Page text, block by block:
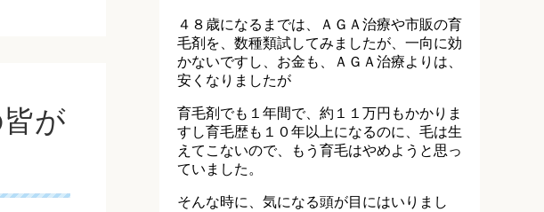
が
４８歳になるまでは、ＡＧＡ治療や市販の育
毛剤を、数種類試してみましたが、一向に効
かないですし、お金も、ＡＧＡ治療よりは、
安くなりましたが
育毛剤でも１年間で、約１１万円もかかりま
すし育毛歴も１０年以上になるのに、毛は生
えてこないので、もう育毛はやめようと思っ
ていました。
そんな時に、気になる頭が目にはいりまし